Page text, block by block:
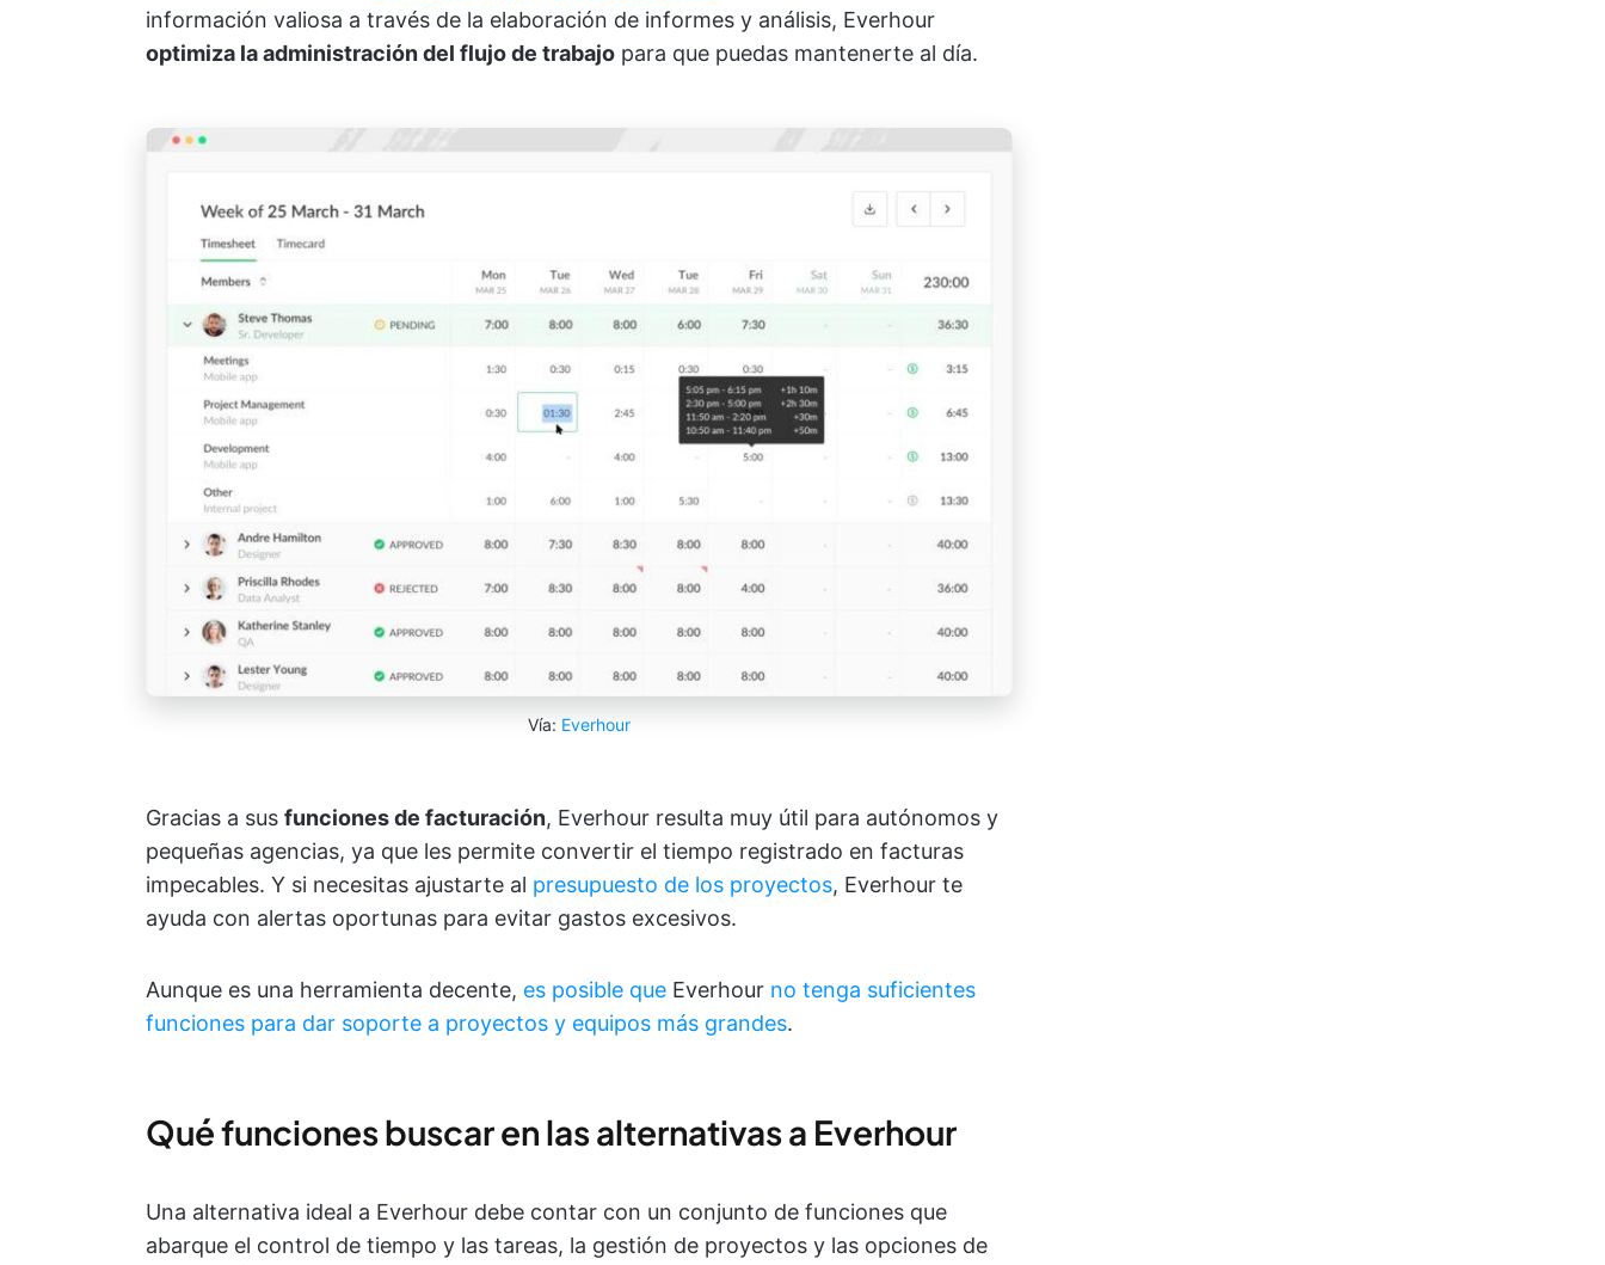
información valiosa a través de la elaboración de informes y análisis, Everhour
optimiza la administración del flujo de trabajo para que puedas mantenerte al día.
Vía: Everhour
Gracias a sus funciones de facturación, Everhour resulta muy útil para autónomos y
pequeñas agencias, ya que les permite convertir el tiempo registrado en facturas
impecables. Y si necesitas ajustarte al presupuesto de los proyectos, Everhour te
ayuda con alertas oportunas para evitar gastos excesivos.
Aunque es una herramienta decente, es posible que Everhour no tenga suficientes
funciones para dar soporte a proyectos y equipos más grandes.
Qué funciones buscar en las alternativas a Everhour
Una alternativa ideal a Everhour debe contar con un conjunto de funciones que
abarque el control de tiempo y las tareas, la gestión de proyectos y las opciones de